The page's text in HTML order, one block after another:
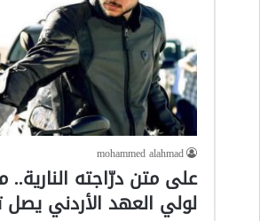
mohammed alahmad
على متن درّاجته
لولي العهد الأردني